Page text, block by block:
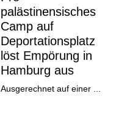
palästinensisches
Camp auf
Deportationsplatz
löst Empörung in
Hamburg aus
Ausgerechnet auf einer ...